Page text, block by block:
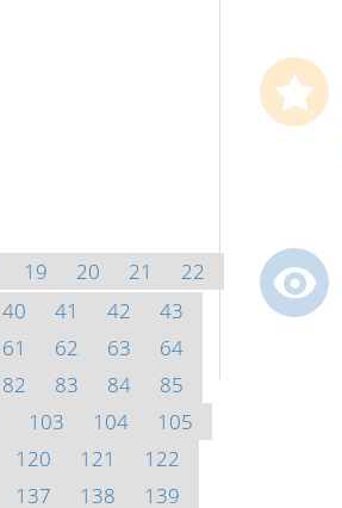
19 20 21
22
40 41 42
43
61 62 63
64
82 83 84
85
103 104
105
120 121
122
137 138
139